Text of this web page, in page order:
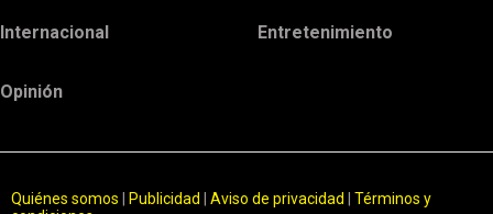
Internacional Entretenimiento
Opinión
Quiénes somos Publicidad Aviso de privacidad
Términos y